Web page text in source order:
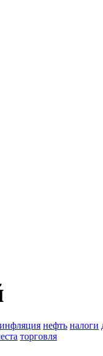
инфляция нефть налоги
торговля